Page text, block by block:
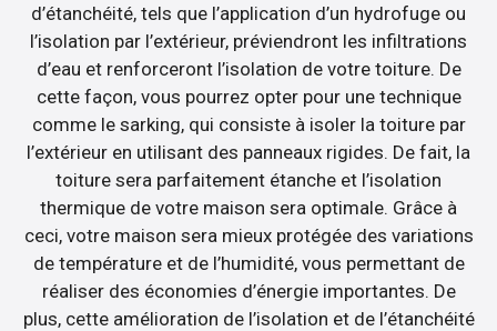
d’étanchéité, tels que l’application d’un hydrofuge ou
l’isolation par l’extérieur, préviendront les infiltrations
d’eau et renforceront l’isolation de votre toiture. De
cette façon, vous pourrez opter pour une technique
comme le sarking, qui consiste à isoler la toiture par
l’extérieur en utilisant des panneaux rigides. De fait, la
toiture sera parfaitement étanche et l’isolation
thermique de votre maison sera optimale. Grâce à
ceci, votre maison sera mieux protégée des variations
de température et de l’humidité, vous permettant de
réaliser des économies d’énergie importantes. De
plus, cette amélioration de l’isolation et de l’étanchéité